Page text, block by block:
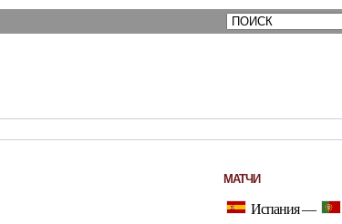
МАТЧИ
Испания—